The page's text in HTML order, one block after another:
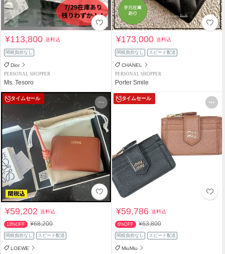
¥113,800送料込
関税負担なし
Dior
PERSONAL SHOPPER
Ms. Tesoro
¥173,000送料込
関税負担なし スピード配送
CHANEL
PERSONAL SHOPPER
Porter Smile
タイムセール
¥59,202送料込
13%OFF ¥68,200
関税負担なし スピード配送
LOEWE
タイムセール
¥59,786送料込
6%OFF ¥63,800
関税負担なし スピード配送
MiuMiu